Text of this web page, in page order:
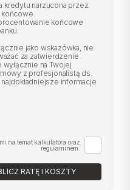
narzucona przez
końcowe.
końcowe
jako wskazówka, nie
za zatwierdzenie
na Twojej
z profesjonalistą ds.
informacje
na temat kalkulatora oraz
regulaminem.
RATĘ I KOSZTY